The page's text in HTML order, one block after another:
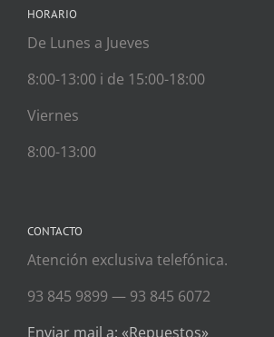
HORARIO
De Lunes a Jueves
8:00-13:00 i de 15:00-18:00
Viernes
8:00-13:00
CONTACTO
Atención exclusiva telefónica.
93 845 9899 — 93 845 6072
Enviar mail a: «Repuestos»